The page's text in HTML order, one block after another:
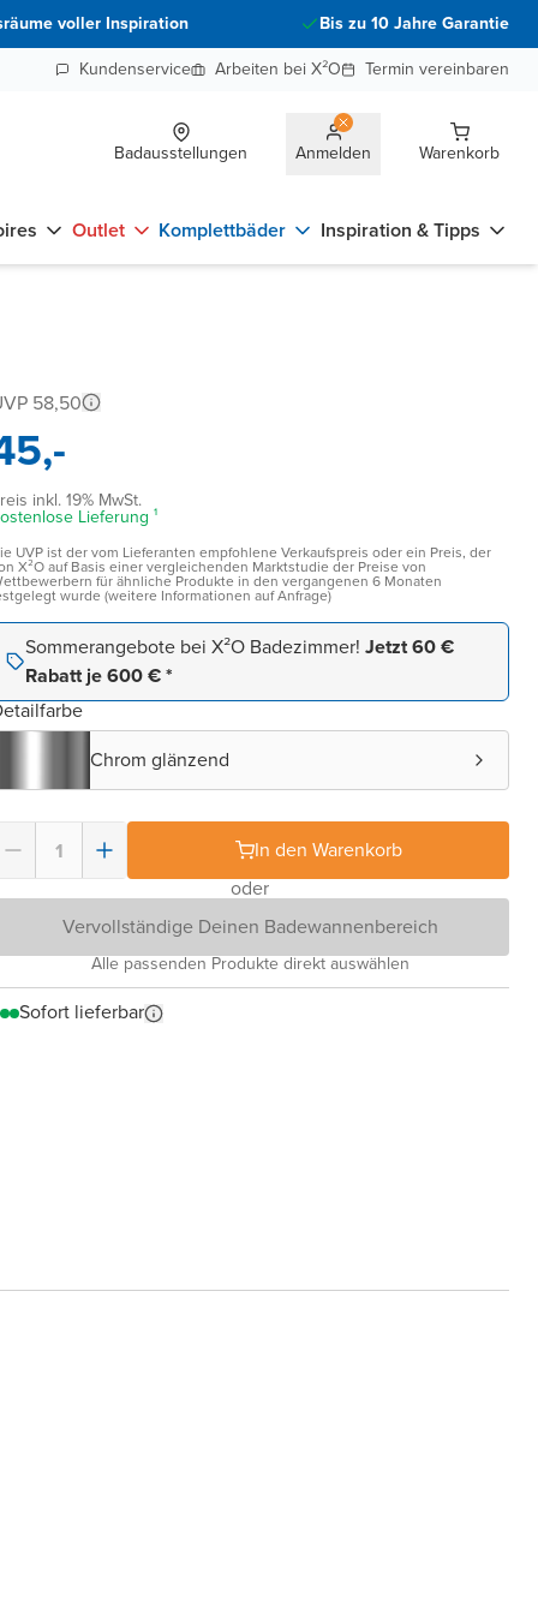
voller Inspiration
Bis zu 10 Jahre Garantie
Kundenservice
Arbeiten bei X²O Termin vereinbaren
Badausstellungen Anmelden Warenkorb
Outlet Komplettbäder Inspiration & Tipps
58,50
inkl. 19% MwSt.
Lieferung ¹
UVP ist der vom Lieferanten empfohlene Verkaufspreis oder ein Preis, der
X²O auf Basis einer vergleichenden Marktstudie der Preise von
für ähnliche Produkte in den vergangenen 6 Monaten
wurde (weitere Informationen auf Anfrage)
Sommerangebote bei X²O Badezimmer! Jetzt 60 €
Rabatt je 600 € *
Chrom glänzend
In den Warenkorb
oder
Vervollständige Deinen Badewannenbereich
Alle passenden Produkte direkt auswählen
Sofort lieferbar